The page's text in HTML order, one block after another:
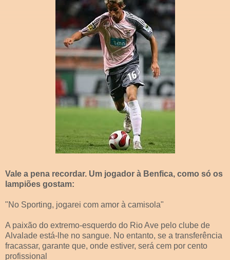
Vale a pena recordar. Um jogador à Benfica, como só os
lampiões gostam:
"No Sporting, jogarei com amor à camisola"
A paixão do extremo-esquerdo do Rio Ave pelo clube de
Alvalade está-lhe no sangue. No entanto, se a transferência
fracassar, garante que, onde estiver, será cem por cento
profissional